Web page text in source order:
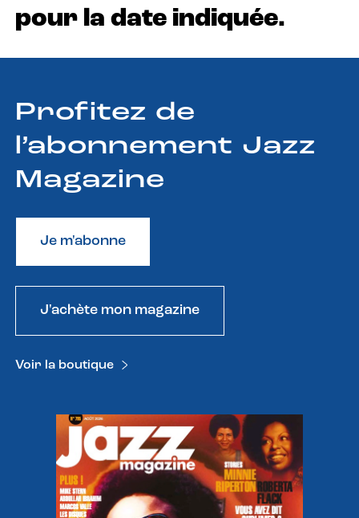
pour la date indiquée.
Profitez de
l’abonnement Jazz
Magazine
Je m'abonne
J'achète mon magazine
Voir la boutique